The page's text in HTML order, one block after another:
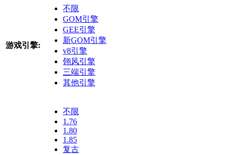
游戏引擎:
不限
GOM引擎
GEE引擎
新GOM引擎
v8引擎
翎风引擎
三端引擎
其他引擎
不限
1.76
1.80
1.85
复古